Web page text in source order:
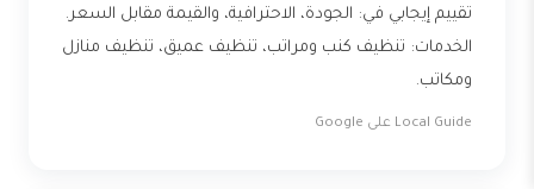
تقييم إيجابي في: الجودة، الاحترافية، والقيمة مقابل السعر.
الخدمات: تنظيف كنب ومراتب، تنظيف عميق، تنظيف منازل
ومكاتب.
Local Guide على Google